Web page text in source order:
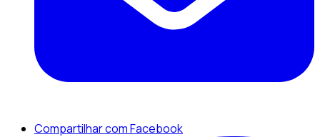
Compartilhar com Facebook